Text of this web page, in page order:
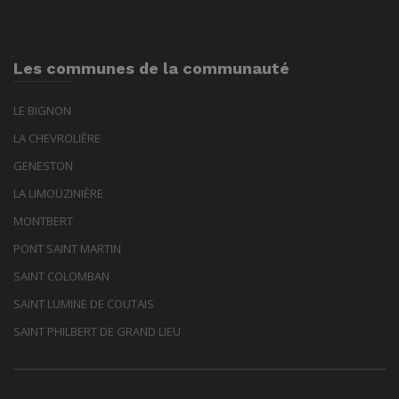
Les communes de la communauté
LE BIGNON
LA CHEVROLIÈRE
GENESTON
LA LIMOUZINIÈRE
MONTBERT
PONT SAINT MARTIN
SAINT COLOMBAN
SAINT LUMINE DE COUTAIS
SAINT PHILBERT DE GRAND LIEU